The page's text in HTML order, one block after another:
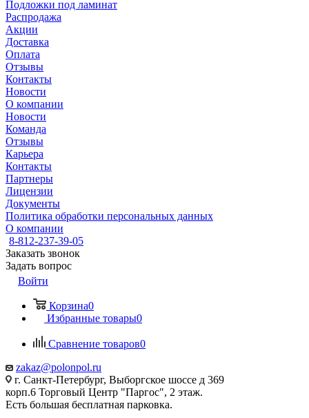
Подложки под ламинат
Распродажа
Акции
Доставка
Оплата
Отзывы
Контакты
Новости
О компании
Новости
Команда
Отзывы
Карьера
Контакты
Партнеры
Лицензии
Документы
Политика обработки персональных данных
О компании
8-812-237-39-05
Заказать звонок
Задать вопрос
Войти
Корзина0
Избранные товары0
Сравнение товаров0
zakaz@polonpol.ru
г. Санкт-Петербург, Выборгское шоссе д 369
корп.6 Торговый Центр "Паргос", 2 этаж.
Есть большая бесплатная парковка.